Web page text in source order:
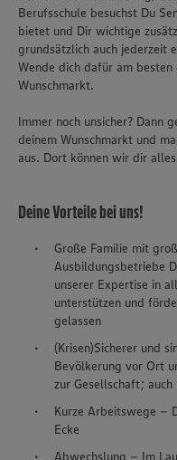
Berufsschule besuchst Du
bietet und Dir wichtige
grundsätzlich auch jederzeit
Wende dich dafür am
Wunschmarkt.
Immer noch unsicher? Dann
deinem Wunschmarkt und
aus. Dort können wir dir
Deine Vorteile bei uns!
Große Familie mit
Ausbildungsbetriebe
unserer Expertise in
unterstützen und
gelassen
(Krisen)Sicherer und
Bevölkerung vor Ort
zur Gesellschaft;
Kurze Arbeitswege –
Ecke
Abwechslung – Im